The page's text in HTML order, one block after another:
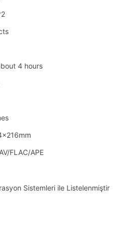
4 hours
FLAC/APE
Sistemleri ile Listelenmiştir